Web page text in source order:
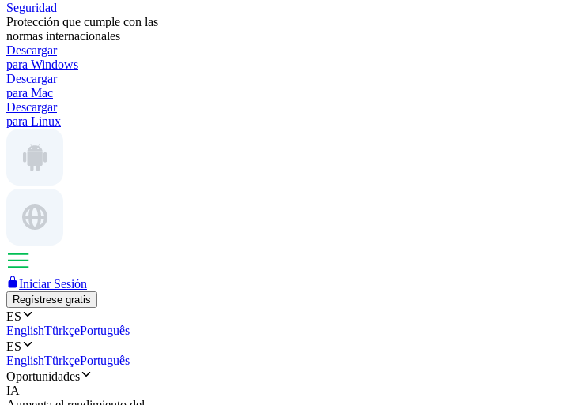
Seguridad
Protección que cumple con las
normas internacionales
Descargar
para Windows
Descargar
para Mac
Descargar
para Linux
Iniciar Sesión
Regístrese gratis
ES
EnglishTürkçePortuguês
ES
EnglishTürkçePortuguês
Oportunidades
IA